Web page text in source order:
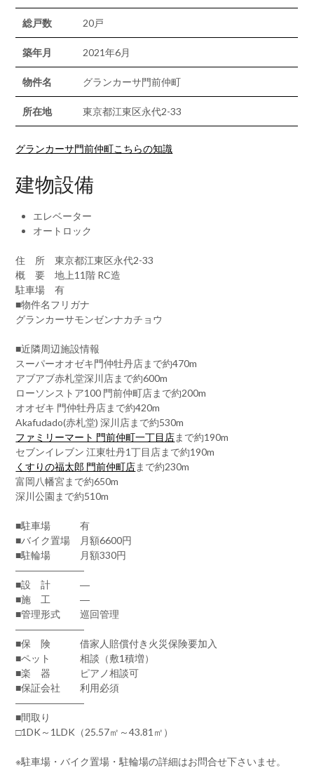
総戸数 20戸
築年月 2021年6月
物件名 グランカーサ門前仲町
所在地 東京都江東区永代2-33
グランカーサ門前仲町こちらの知識
建物設備
エレベーター
オートロック
住 所 東京都江東区永代2-33
概 要 地上11階 RC造
駐車場 有
■物件名フリガナ
グランカーサモンゼンナカチョウ
■近隣周辺施設情報
スーパーオオゼキ門仲牡丹店まで約470m
アブアブ赤札堂深川店まで約600m
ローソンストア100 門前仲町店まで約200m
オオゼキ 門仲牡丹店まで約420m
Akafudado(赤札堂) 深川店まで約530m
ファミリーマート 門前仲町一丁目店まで約190m
セブンイレブン 江東牡丹1丁目店まで約190m
くすりの福太郎 門前仲町店まで約230m
富岡八幡宮まで約650m
深川公園まで約510m
■駐車場 有
■バイク置場 月額6600円
■駐輪場 月額330円
―――――――
■設 計 ―
■施 工 ―
■管理形式 巡回管理
―――――――
■保 険 借家人賠償付き火災保険要加入
■ペット 相談（敷1積増）
■楽 器 ピアノ相談可
■保証会社 利用必須
―――――――
■間取り
□1DK～1LDK（25.57㎡～43.81㎡）
※駐車場・バイク置場・駐輪場の詳細はお問合せ下さいませ。